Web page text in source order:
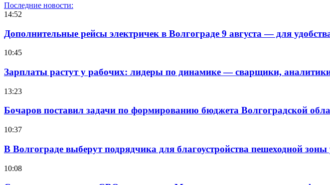
Последние новости:
14:52
Дополнительные рейсы электричек в Волгограде 9 августа — для
10:45
Зарплаты растут у рабочих: лидеры по динамике — сварщики,
13:23
Бочаров поставил задачи по формированию бюджета Волгоградской
10:37
В Волгограде выберут подрядчика для благоустройства пешеходной
10:08